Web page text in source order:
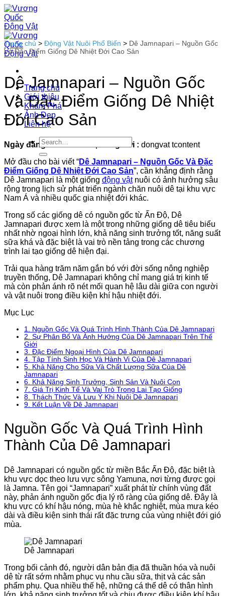
Bỏ
qua
nội
dung
Trang chủ
Giới thiệu
Khám Phá
Ảnh Đẹp
Liên hệ
Trang chủ > Động Vật Nuôi Phổ Biến > Dê Jamnapari – Nguồn Gốc
Và Đặc Điểm Giống Dê Nhiệt Đới Cao Sản
Dê Jamnapari – Nguồn Gốc
Và Đặc Điểm Giống Dê Nhiệt
Đới Cao Sản
Ngày đăng :24-01-2026 Đăng bởi : dongvat tcontent
Mở đầu cho bài viết “Dê Jamnapari – Nguồn Gốc Và Đặc
Điểm Giống Dê Nhiệt Đới Cao Sản”, cần khẳng định rằng
Dê Jamnapari là một giống động vậtnuôi có ảnh hưởng sâu
rộng trong lịch sử phát triển ngành chăn nuôi dê tại khu vực
Nam Á và nhiều quốc gia nhiệt đới khác.
Trong số các giống dê có nguồn gốc từ Ấn Độ, Dê
Jamnapari được xem là một trong những giống dê tiêu biểu
nhất nhờ ngoại hình lớn, khả năng sinh trưởng tốt, năng suất
sữa khá và đặc biệt là vai trò nền tảng trong các chương
trình lai tạo giống dê hiện đại.
Trải qua hàng trăm năm gắn bó với đời sống nông nghiệp
truyền thống, Dê Jamnapari không chỉ mang giá trị kinh tế
mà còn phản ánh rõ nét mối quan hệ lâu dài giữa con người
và vật nuôi trong điều kiện khí hậu nhiệt đới.
Mục Lục
1.
Nguồn Gốc Và Quá Trình Hình Thành Của Dê Jamnapari
2. Sự Phân Bố Và Ảnh Hưởng Của Dê Jamnapari Trên Thế
Giới
3. Đặc Điểm Ngoại Hình Của Dê Jamnapari
4. Tập Tính Sinh Học Và Hành Vi Của Dê Jamnapari
5.
Khả Năng Cho Sữa Và Chất Lượng Sữa Của Dê
Jamnapari
6.
Khả Năng Sinh Trưởng, Sinh Sản Và Nuôi Con
7. Giá Trị Kinh Tế Và Vai Trò Trong Lai Tạo Giống
8. Thách Thức Và Lưu Ý Khi Nuôi Dê Jamnapari
9.
Kết Luận Về Dê Jamnapari
Nguồn Gốc Và Quá Trình Hình
Thành Của Dê Jamnapari
Dê Jamnapari có nguồn gốc từ miền Bắc Ấn Độ, đặc biệt là
khu vực dọc theo lưu vực sông Yamuna, nơi từng được gọi
là Jamna. Tên gọi “Jamnapari” xuất phát từ chính vùng đất
này, phản ánh nguồn gốc địa lý rõ ràng của giống dê. Đây là
khu vực có khí hậu nóng, mùa hè khắc nghiệt, mùa mưa kéo
dài và điều kiện sinh thái rất đặc trưng của vùng nhiệt đới gió
mùa.
Dê Jamnapari
Trong bối cảnh đó, người dân bản địa đã thuần hóa và nuôi
dê từ rất sớm nhằm phục vụ nhu cầu sữa, thịt và các sản
phẩm phụ. Qua nhiều thế hệ, những cá thể dê có thân hình